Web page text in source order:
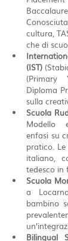
cultura,
che di
(IST)
(Primary
Diploma
sulla
Scuola
Modello
enfasi su
pratico.
italiano,
tedesco in
Scuola
a
bambino
Bilingual